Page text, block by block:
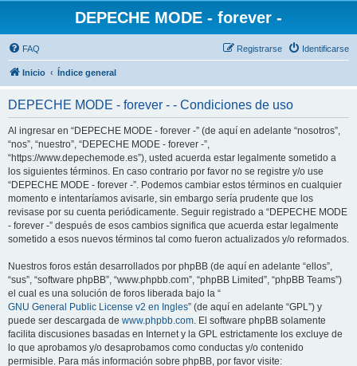
DEPECHE MODE - forever -
FAQ Identificarse
Registrarse
Inicio Índice general
DEPECHE MODE - forever - - Condiciones de uso
Al ingresar en “DEPECHE MODE - forever -” (de aquí en adelante “nosotros”,
“nos”, “nuestro”, “DEPECHE MODE - forever -”,
“https://www.depechemode.es”), usted acuerda estar legalmente sometido a
los siguientes términos. En caso contrario por favor no se registre y/o use
“DEPECHE MODE - forever -”. Podemos cambiar estos términos en cualquier
momento e intentaríamos avisarle, sin embargo sería prudente que los
revisase por su cuenta periódicamente. Seguir registrado a “DEPECHE MODE
- forever -” después de esos cambios significa que acuerda estar legalmente
sometido a esos nuevos términos tal como fueron actualizados y/o reformados.
Nuestros foros están desarrollados por phpBB (de aquí en adelante “ellos”,
“sus”, “software phpBB”, “www.phpbb.com”, “phpBB Limited”, “phpBB Teams”)
el cual es una solución de foros liberada bajo la “
GNU General Public License v2 en Ingles” (de aquí en adelante “GPL”) y
puede ser descargada de www.phpbb.com. El software phpBB solamente
facilita discusiones basadas en Internet y la GPL estrictamente los excluye de
lo que aprobamos y/o desaprobamos como conductas y/o contenido
permisible. Para más información sobre phpBB, por favor visite: